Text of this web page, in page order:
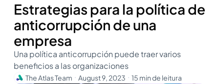
Estrategias para la política de
anticorrupción de una
empresa
Una política anticorrupción puede traer varios
beneficios a las organizaciones
The Atlas Team ・ August 9, 2023 ・ 15 min de leitura